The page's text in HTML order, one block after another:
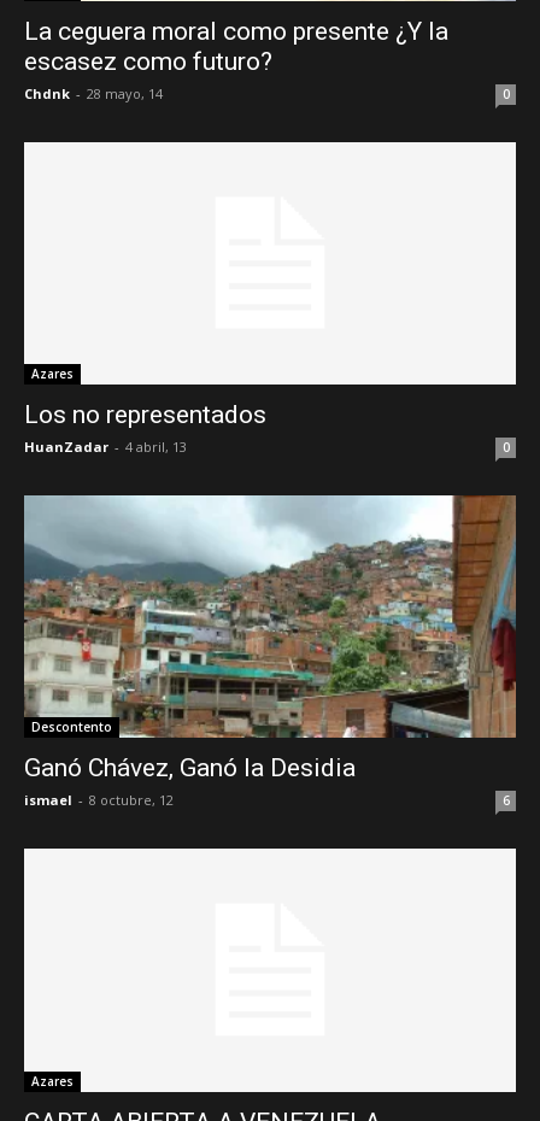
La ceguera moral como presente ¿Y la
escasez como futuro?
Chdnk - 28 mayo, 14 0
Azares
Los no representados
HuanZadar - 4 abril, 13 0
Descontento
Ganó Chávez, Ganó la Desidia
ismael - 8 octubre, 12 6
Azares